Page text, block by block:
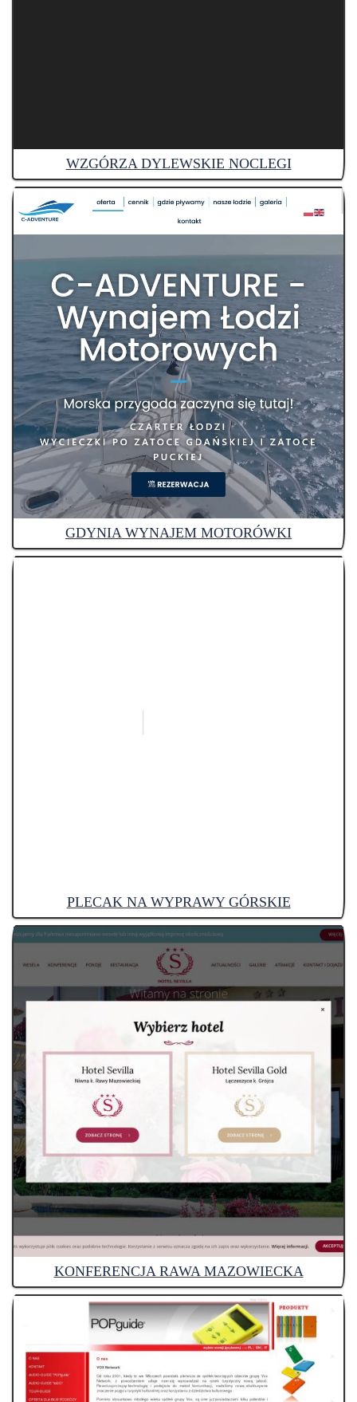
WZGÓRZA DYLEWSKIE NOCLEGI
GDYNIA WYNAJEM MOTORÓWKI
PLECAK NA WYPRAWY GÓRSKIE
KONFERENCJA RAWA MAZOWIECKA